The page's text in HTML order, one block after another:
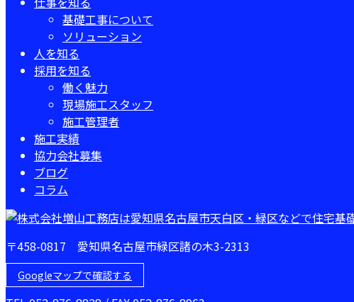
基礎工事について
ソリューション
人を知る
採用を知る
働く魅力
現場施工スタッフ
施工管理者
施工実績
協力会社募集
ブログ
コラム
〒458-0817 愛知県名古屋市緑区諸の木3-2313
Googleマップで確認する